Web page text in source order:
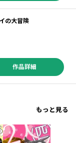
の大冒険
作品詳細
もっと見る